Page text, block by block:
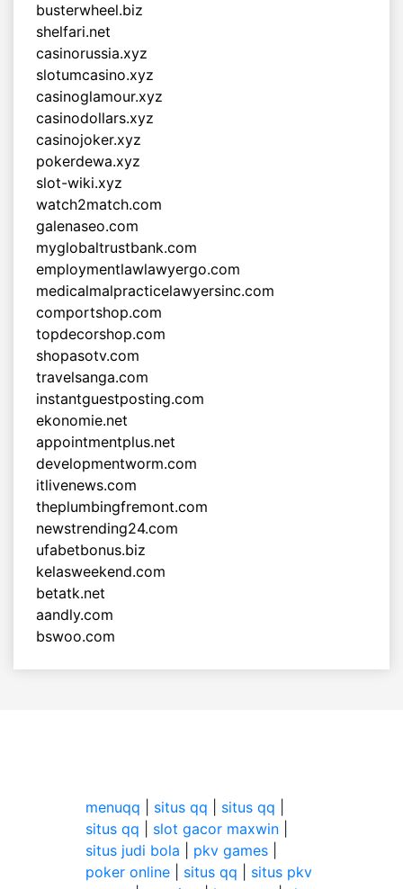
busterwheel.biz
shelfari.net
casinorussia.xyz
slotumcasino.xyz
casinoglamour.xyz
casinodollars.xyz
casinojoker.xyz
pokerdewa.xyz
slot-wiki.xyz
watch2match.com
galenaseo.com
myglobaltrustbank.com
employmentlawlawyergo.com
medicalmalpracticelawyersinc.com
comportshop.com
topdecorshop.com
shopasotv.com
travelsanga.com
instantguestposting.com
ekonomie.net
appointmentplus.net
developmentworm.com
itlivenews.com
theplumbingfremont.com
newstrending24.com
ufabetbonus.biz
kelasweekend.com
betatk.net
aandly.com
bswoo.com
menuqq situs qq situs qq
situs qq
slot gacor maxwin
situs judi bola
pkv games
poker online
situs qq
situs pkv